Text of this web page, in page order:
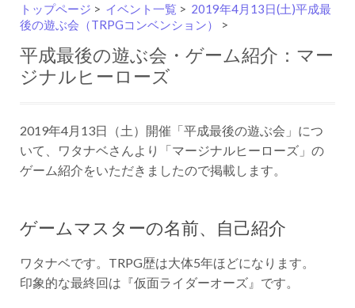
トップページ > イベント一覧 > 2019年4月13日(土)平成最
後の遊ぶ会（TRPGコンベンション） >
平成最後の遊ぶ会・ゲーム紹介：マー
ジナルヒーローズ
2019年4月13日（土）開催「平成最後の遊ぶ会」につ
いて、ワタナベさんより「マージナルヒーローズ」の
ゲーム紹介をいただきましたので掲載します。
ゲームマスターの名前、自己紹介
ワタナベです。TRPG歴は大体5年ほどになります。
印象的な最終回は『仮面ライダーオーズ』です。